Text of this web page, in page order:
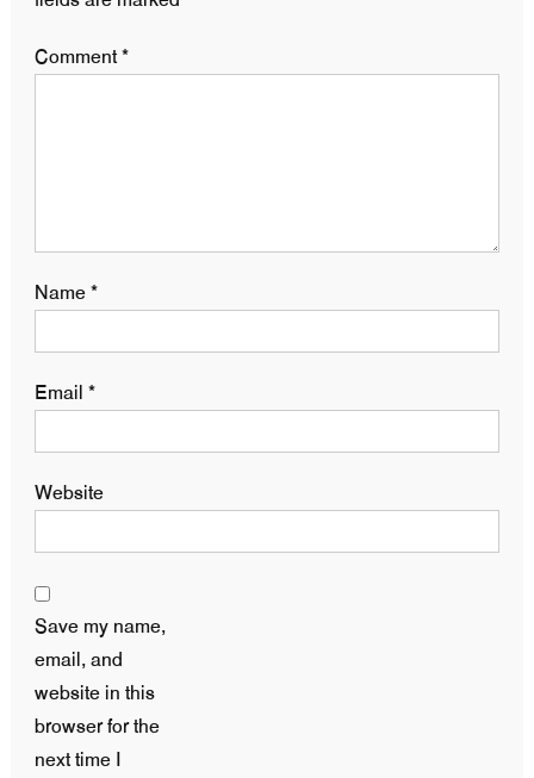
Comment*
Name*
Email *
Website
Save my name,
email, and
website in this
browser for the
next time I